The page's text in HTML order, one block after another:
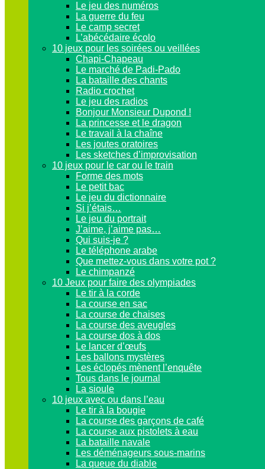
Le jeu des numéros
La guerre du feu
Le camp secret
L’abécédaire écolo
10 jeux pour les soirées ou veillées
Chapi-Chapeau
Le marché de Padi-Pado
La bataille des chants
Radio crochet
Le jeu des radios
Bonjour Monsieur Dupond !
La princesse et le dragon
Le travail à la chaîne
Les joutes oratoires
Les sketches d’improvisation
10 jeux pour le car ou le train
Forme des mots
Le petit bac
Le jeu du dictionnaire
Si j’étais…
Le jeu du portrait
J’aime, j’aime pas…
Qui suis-je ?
Le téléphone arabe
Que mettez-vous dans votre pot ?
Le chimpanzé
10 Jeux pour faire des olympiades
Le tir à la corde
La course en sac
La course de chaises
La course des aveugles
La course dos à dos
Le lancer d’œufs
Les ballons mystères
Les éclopés mènent l’enquête
Tous dans le journal
La sioule
10 jeux avec ou dans l’eau
Le tir à la bougie
La course des garçons de café
La course aux pistolets à eau
La bataille navale
Les déménageurs sous-marins
La queue du diable